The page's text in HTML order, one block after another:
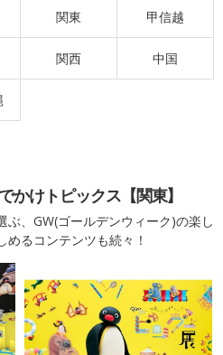
関東 甲信越
関西 中国
かけトピックス【関東】
ぶ、GW(ゴールデンウィーク)の楽し
るコンテンツも続々！